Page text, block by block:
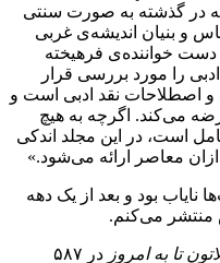
در گذشته به صورت سنتی
و بنیان اندیشه‌ی غربی
دست خواننده‌ی فرهیخته
را مورد بررسی قرار
و اصطلاحات نقد ادبی است و
می‌کند. اگرچه به هیچ
است،‌ در این مجلد اندکی
معاصر ارائه می‌شود.»
نایاب بود و بعد از یک دهه
منتشر می‌کنم.
تا به امروز
در ۵۸۷